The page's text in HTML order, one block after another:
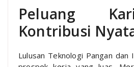
Peluang
Kontribusi
Lulusan Teknologi Pangan dan